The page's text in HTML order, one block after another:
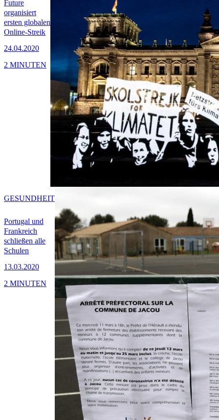
Future
organisiert
ersten globalen
Online-Streik
24.04.2020
2 MINUTEN
Portugal und
Frankreich
schließen alle
Schulen
13.03.2020
GESUNDHEIT
2 MINUTEN